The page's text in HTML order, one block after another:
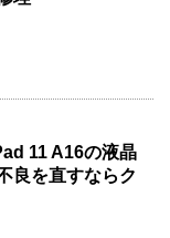
11 A16の液晶
良を直すならク